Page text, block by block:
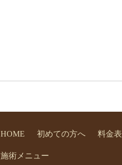
HOME 初めての方へ 料金表
施術メニュー